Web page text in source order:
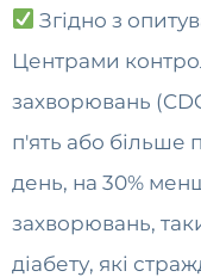
Згідно з
Центрами
захворювань
п'ять або більше
день, на 30%
захворювань,
діабету, які